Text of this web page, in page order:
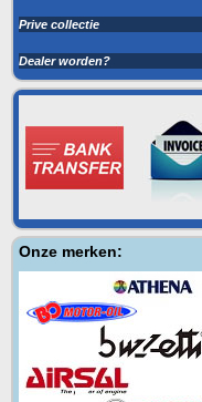
Prive collectie
Dealer worden?
Onze merken: